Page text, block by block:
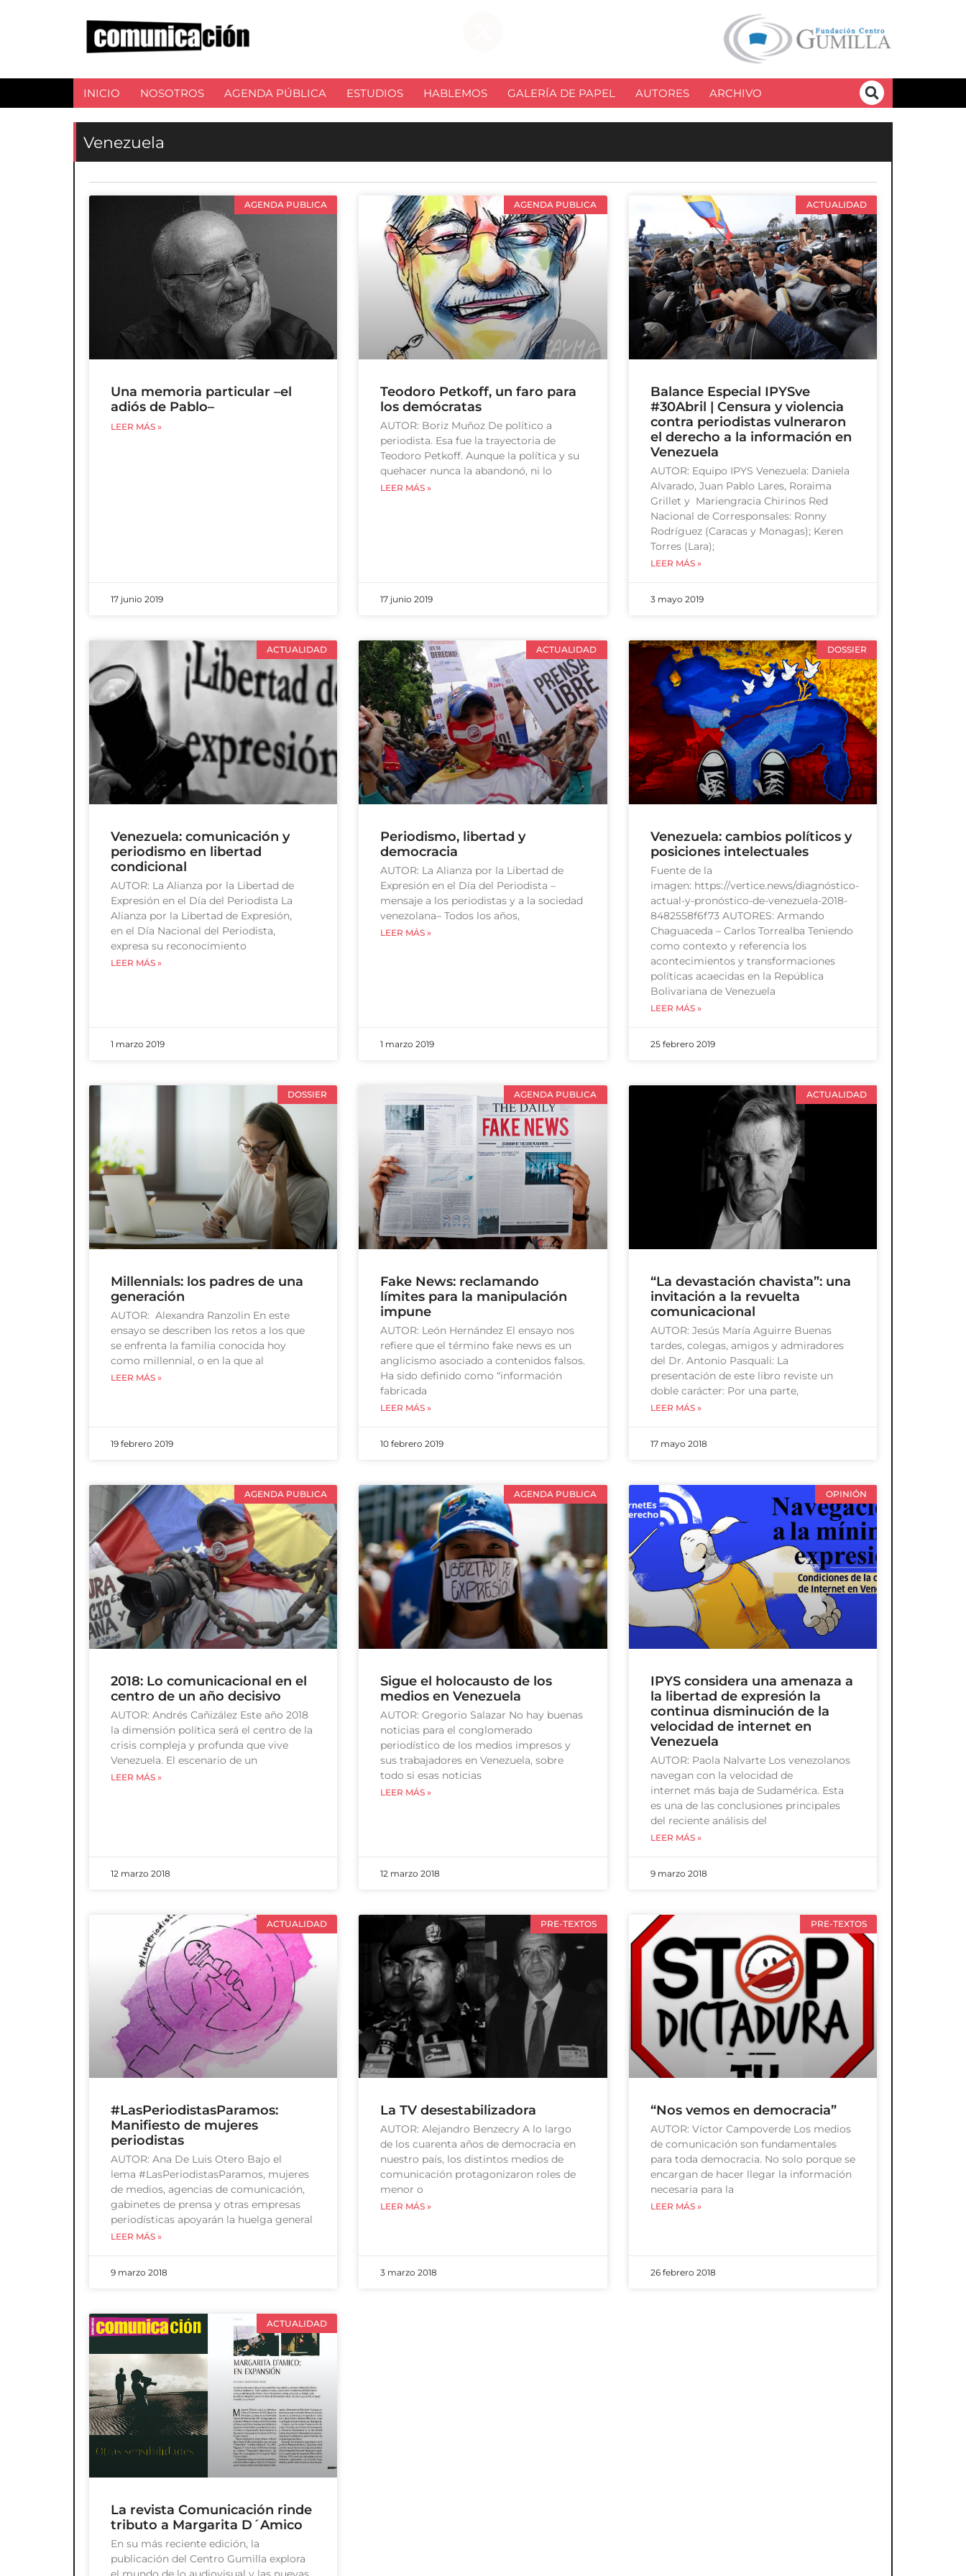
INICIO NOSOTROS AGENDA PÚBLICA ESTUDIOS HABLEMOS GALERÍA DE PAPEL AUTORES ARCHIVO
Venezuela
AGENDA PUBLICA
Una memoria particular –el
adiós de Pablo–
LEER MÁS »
17 junio 2019
AGENDA PUBLICA
Teodoro Petkoff, un faro para
los demócratas
AUTOR: Boriz Muñoz De político a
periodista. Esa fue la trayectoria de
Teodoro Petkoff. Aunque la política y su
quehacer nunca la abandonó, ni lo
LEER MÁS »
17 junio 2019
ACTUALIDAD
Balance Especial IPYSve
#30Abril | Censura y violencia
contra periodistas vulneraron
el derecho a la información en
Venezuela
AUTOR: Equipo IPYS Venezuela: Daniela
Alvarado, Juan Pablo Lares, Roraima
Grillet y Mariengracia Chirinos Red
Nacional de Corresponsales: Ronny
Rodríguez (Caracas y Monagas); Keren
Torres (Lara);
LEER MÁS »
3 mayo 2019
ACTUALIDAD
Venezuela: comunicación y
periodismo en libertad
condicional
AUTOR: La Alianza por la Libertad de
Expresión en el Día del Periodista La
Alianza por la Libertad de Expresión,
en el Día Nacional del Periodista,
expresa su reconocimiento
LEER MÁS »
1 marzo 2019
ACTUALIDAD
Periodismo, libertad y
democracia
AUTOR: La Alianza por la Libertad de
Expresión en el Día del Periodista –
mensaje a los periodistas y a la sociedad
venezolana– Todos los años,
LEER MÁS »
1 marzo 2019
DOSSIER
Venezuela: cambios políticos y
posiciones intelectuales
Fuente de la
imagen: https://vertice.news/diagnóstico-
actual-y-pronóstico-de-venezuela-2018-
8482558f6f73 AUTORES: Armando
Chaguaceda – Carlos Torrealba Teniendo
como contexto y referencia los
acontecimientos y transformaciones
políticas acaecidas en la República
Bolivariana de Venezuela
LEER MÁS »
25 febrero 2019
DOSSIER
Millennials: los padres de una
generación
AUTOR: Alexandra Ranzolin En este
ensayo se describen los retos a los que
se enfrenta la familia conocida hoy
como millennial, o en la que al
LEER MÁS »
19 febrero 2019
AGENDA PUBLICA
Fake News: reclamando
límites para la manipulación
impune
AUTOR: León Hernández El ensayo nos
refiere que el término fake news es un
anglicismo asociado a contenidos falsos.
Ha sido definido como “información
fabricada
LEER MÁS »
10 febrero 2019
ACTUALIDAD
“La devastación chavista”: una
invitación a la revuelta
comunicacional
AUTOR: Jesús María Aguirre Buenas
tardes, colegas, amigos y admiradores
del Dr. Antonio Pasquali: La
presentación de este libro reviste un
doble carácter: Por una parte,
LEER MÁS »
17 mayo 2018
AGENDA PUBLICA
2018: Lo comunicacional en el
centro de un año decisivo
AUTOR: Andrés Cañizález Este año 2018
la dimensión política será el centro de la
crisis compleja y profunda que vive
Venezuela. El escenario de un
LEER MÁS »
12 marzo 2018
AGENDA PUBLICA
Sigue el holocausto de los
medios en Venezuela
AUTOR: Gregorio Salazar No hay buenas
noticias para el conglomerado
periodístico de los medios impresos y
sus trabajadores en Venezuela, sobre
todo si esas noticias
LEER MÁS »
12 marzo 2018
OPINIÓN
IPYS considera una amenaza a
la libertad de expresión la
continua disminución de la
velocidad de internet en
Venezuela
AUTOR: Paola Nalvarte Los venezolanos
navegan con la velocidad de
internet más baja de Sudamérica. Esta
es una de las conclusiones principales
del reciente análisis del
LEER MÁS »
9 marzo 2018
ACTUALIDAD
#LasPeriodistasParamos:
Manifiesto de mujeres
periodistas
AUTOR: Ana De Luis Otero Bajo el
lema #LasPeriodistasParamos, mujeres
de medios, agencias de comunicación,
gabinetes de prensa y otras empresas
periodísticas apoyarán la huelga general
LEER MÁS »
9 marzo 2018
PRE-TEXTOS
La TV desestabilizadora
AUTOR: Alejandro Benzecry A lo largo
de los cuarenta años de democracia en
nuestro país, los distintos medios de
comunicación protagonizaron roles de
menor o
LEER MÁS »
3 marzo 2018
PRE-TEXTOS
“Nos vemos en democracia”
AUTOR: Víctor Campoverde Los medios
de comunicación son fundamentales
para toda democracia. No solo porque se
encargan de hacer llegar la información
necesaria para la
LEER MÁS »
26 febrero 2018
ACTUALIDAD
La revista Comunicación rinde
tributo a Margarita D´Amico
En su más reciente edición, la
publicación del Centro Gumilla explora